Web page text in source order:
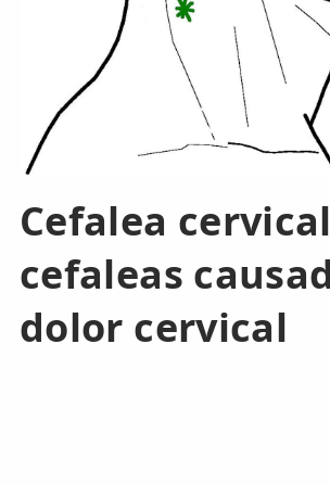
FRECUENTES
Rotura Fibrilar
Dolor de Cabeza
Trocanteritis
Fascitis Plantar
Lumbalgia
Ciática
Cefalea
cefaleas
dolor cervical